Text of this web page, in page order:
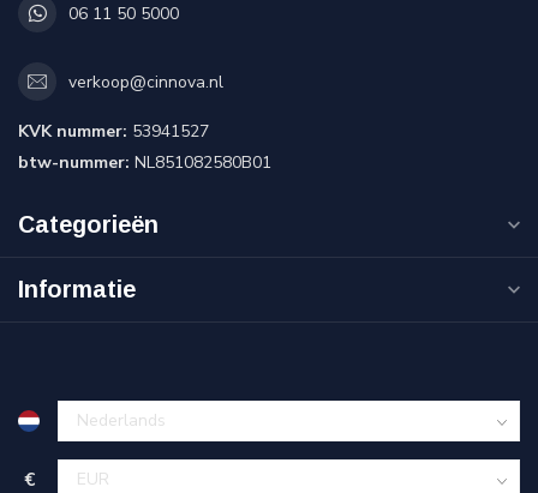
06 11 50 5000
verkoop@cinnova.nl
KVK nummer: 53941527
btw-nummer: NL851082580B01
Categorieën
Informatie
€